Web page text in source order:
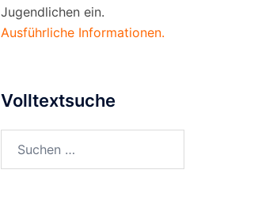
Jugendlichen ein.
Ausführliche Informationen.
Volltextsuche
nach: